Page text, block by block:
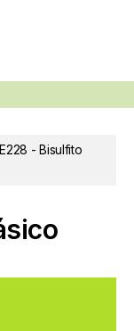
E228 - Bisulfito